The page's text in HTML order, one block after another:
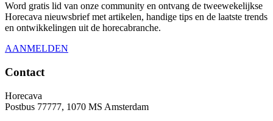
Word gratis lid van onze community en ontvang de tweewekelijkse
Horecava nieuwsbrief met artikelen, handige tips en de laatste trends
en ontwikkelingen uit de horecabranche.
AANMELDEN
Contact
Horecava
Postbus 77777, 1070 MS Amsterdam